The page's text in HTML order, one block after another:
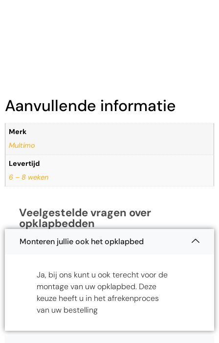
Aanvullende informatie
Merk
Multimo
Levertijd
6 – 8 weken
Veelgestelde vragen over
opklapbedden
Monteren jullie ook het opklapbed
Ja, bij ons kunt u ook terecht voor de
montage van uw opklapbed. Deze
keuze heeft u in het afrekenproces
van uw bestelling